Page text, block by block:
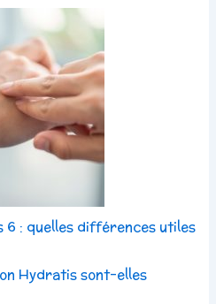
6 : quelles différences utiles
Hydratis sont-elles